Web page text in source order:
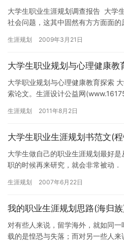
大学生职业生涯规划调查报告 大学
社会问题，这其中固然有方方面面的
生涯规划 2009年3月21日
大学生职业规划与心理健康教
大学职业规划与心理健康教育探索
索论文。生涯设计公益网
生涯规划 2011年8月2日
大学生职业生涯规划书范文(
大学生做自己的职业生涯规划最好
职的时候再来研究，就会非常被
生涯规划 2007年6月22日
我的职业生涯规划思路(海归
对有些人来说，留学海外，就如同
载的是惶恐与失落；而对另一些人